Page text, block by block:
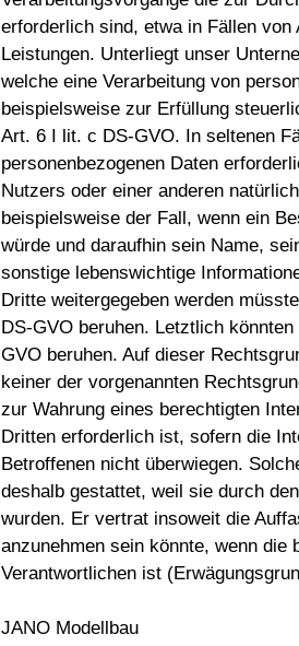
erforderlich sind, etwa in Fällen
Leistungen. Unterliegt unser
welche eine Verarbeitung von
beispielsweise zur Erfüllung
Art. 6 I lit. c DS-GVO. In seltenen
personenbezogenen Daten
Nutzers oder einer anderen
beispielsweise der Fall, wenn ein
würde und daraufhin sein Name,
sonstige lebenswichtige
Dritte weitergegeben werden
DS-GVO beruhen. Letztlich
GVO beruhen. Auf dieser
keiner der vorgenannten
zur Wahrung eines berechtigten
Dritten erforderlich ist, sofern die
Betroffenen nicht überwiegen.
deshalb gestattet, weil sie durch
wurden. Er vertrat insoweit die
anzunehmen sein könnte, wenn die
Verantwortlichen ist
JANO Modellbau